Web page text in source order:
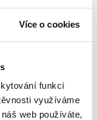
Více o cookies
funkcí
využíváme
web používáte,